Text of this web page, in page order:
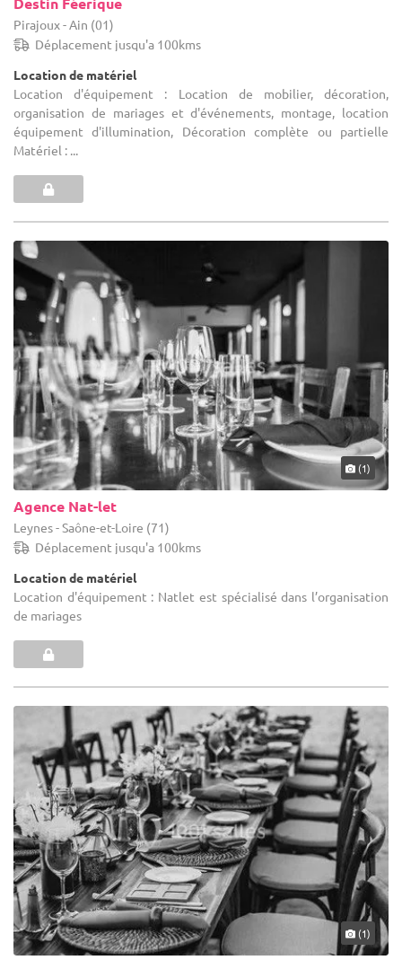
Pirajoux - Ain (01)
Déplacement jusqu'a 100kms
Location de matériel
Location d'équipement : Location de mobilier, décoration,
organisation de mariages et d'événements, montage, location
équipement d'illumination, Décoration complète ou partielle
Matériel : ...
(1)
Agence Nat-let
Leynes - Saône-et-Loire (71)
Déplacement jusqu'a 100kms
Location de matériel
Location d'équipement : Natlet est spécialisé dans l’organisation
de mariages
(1)